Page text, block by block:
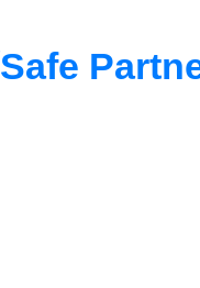
Safe